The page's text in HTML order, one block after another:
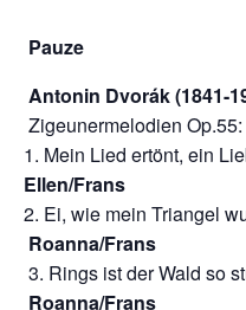
Pauze
Antonin Dvorák (1841-
Zigeunermelodien Op.55:
1. Mein Lied ertönt,
Ellen/Frans
2. Ei, wie mein Triangel
Roanna/Frans
3. Rings ist der Wald
Roanna/Frans